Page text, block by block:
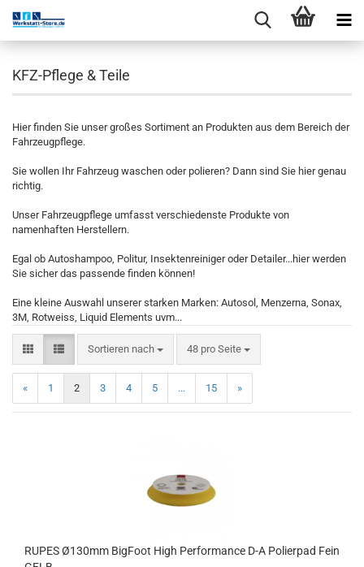
KFZ-Pflege & Teile
Hier finden Sie unser großes Sortiment an Produkten aus dem Bereich der
Fahrzeugpflege.
Sie wollen Ihr Fahrzeug waschen oder polieren? Dann sind Sie hier genau
richtig.
Unser Fahrzeugpflege umfasst verschiedenste Produkte von
namenhaften Herstellern.
Egal ob Autoshampoo, Politur, Insektenreiniger oder Detailer...hier werden
Sie sicher das passende finden können!
Eine kleine Auswahl unserer starken Marken: Autosol, Menzerna, Sonax,
3M, Rotweiss, Liquid Elements uvm...
Sortieren nach 48 pro Seite
« 1 2 3 4 5 ... 15 »
RUPES Ø130mm BigFoot High Performance D-A Polierpad Fein